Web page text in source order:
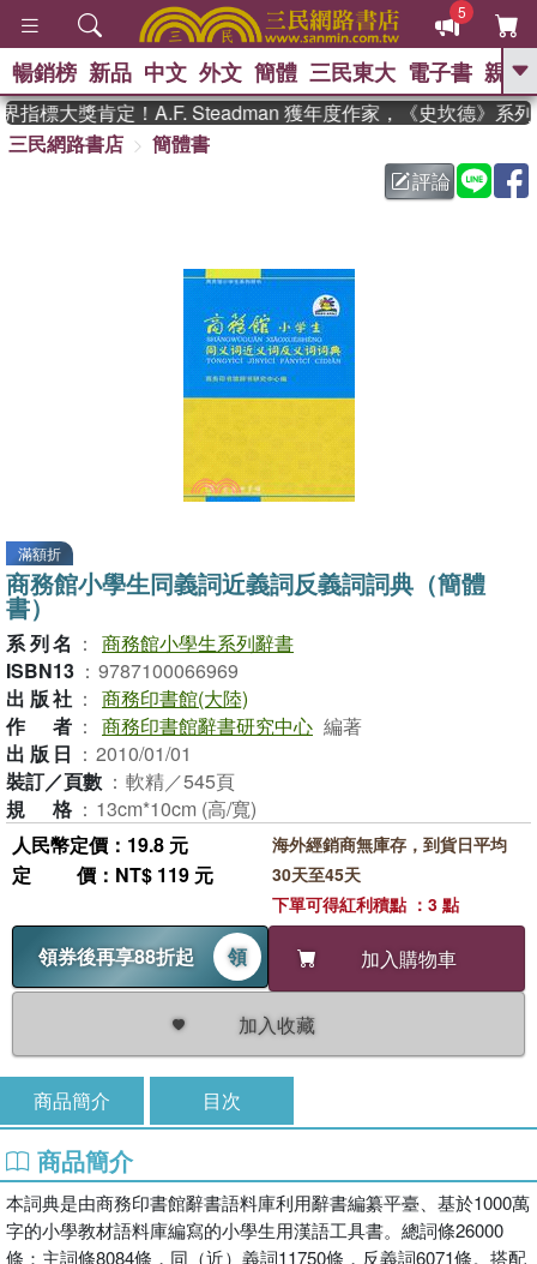
5
GO
父親節 、 如果歷
暑期推薦 、 國際布克
偉大的迷走神經
暢銷榜 新品 中文 外文 簡體 三民東大 電子書 親子
標大獎肯定！A.F. Steadman 獲年度作家，《史坎德》系列
三民網路書店
簡體書
評論
滿額折
商務館小學生同義詞近義詞反義詞詞典（簡體
書）
系列名 ： 商務館小學生系列辭書
ISBN13 ： 9787100066969
出版社 ： 商務印書館(大陸)
作者 ： 商務印書館辭書研究中心 編著
出版日 ： 2010/01/01
裝訂／頁數 ： 軟精／545頁
規格 ： 13cm*10cm (高/寬)
人民幣定價：19.8 元
定價 ：NT$ 119 元
領券後再享88折起 領 加入購物車
加入收藏
海外經銷商無庫存，到貨日平均
30天至45天
下單可得紅利積點 ：3 點
商品簡介 目次
商品簡介
本詞典是由商務印書館辭書語料庫利用辭書編纂平臺、基於1000萬
字的小學教材語料庫編寫的小學生用漢語工具書。總詞條26000
條：主詞條8084條，同（近）義詞11750條，反義詞6071條。搭配